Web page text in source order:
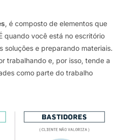
, é composto de elementos que
quando você está no escritório
soluções e preparando materiais.
trabalhando e, por isso, tende a
como parte do trabalho